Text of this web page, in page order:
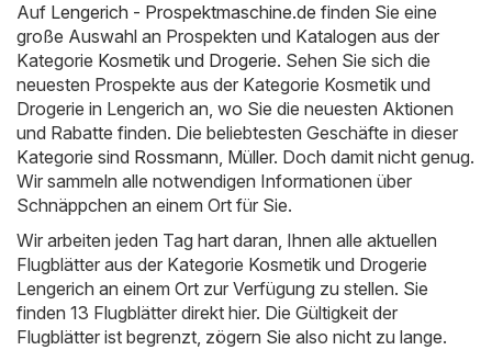
Auf Lengerich - Prospektmaschine.de finden Sie eine
große Auswahl an Prospekten und Katalogen aus der
Kategorie Kosmetik und Drogerie. Sehen Sie sich die
neuesten Prospekte aus der Kategorie Kosmetik und
Drogerie in Lengerich an, wo Sie die neuesten Aktionen
und Rabatte finden. Die beliebtesten Geschäfte in dieser
Kategorie sind Rossmann, Müller. Doch damit nicht genug.
Wir sammeln alle notwendigen Informationen über
Schnäppchen an einem Ort für Sie.
Wir arbeiten jeden Tag hart daran, Ihnen alle aktuellen
Flugblätter aus der Kategorie Kosmetik und Drogerie
Lengerich an einem Ort zur Verfügung zu stellen. Sie
finden 13 Flugblätter direkt hier. Die Gültigkeit der
Flugblätter ist begrenzt, zögern Sie also nicht zu lange.